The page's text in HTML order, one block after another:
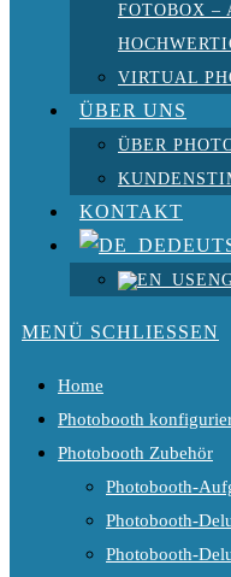
FOTOBOX –
VIRTUAL
ÜBER UNS
ÜBER
KONTAKT
MENÜ SCHLIESSEN
Home
Photobooth
Photobooth Zubehör
Photobooth-
Photobooth-
Photobooth-